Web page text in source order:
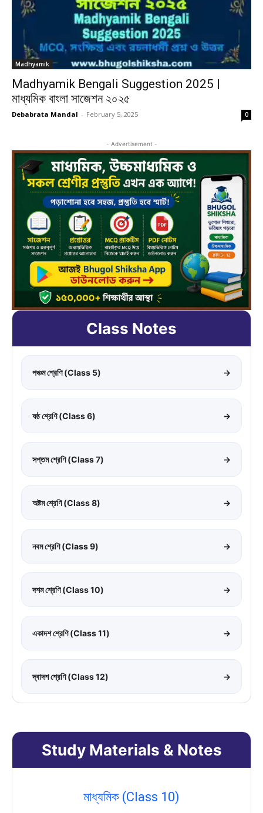
Madhyamik
Madhyamik Bengali Suggestion 2025 |
মাধ্যমিক বাংলা সাজেশন ২০২৫
Debabrata Mandal - February 5, 2025 0
- Advertisement -
Class Notes
পঞ্চম শ্রেণি (Class 5) →
ষষ্ঠ শ্রেণি (Class 6) →
সপ্তম শ্রেণি (Class 7) →
অষ্টম শ্রেণি (Class 8) →
নবম শ্রেণি (Class 9) →
দশম শ্রেণি (Class 10) →
একাদশ শ্রেণি (Class 11) →
দ্বাদশ শ্রেণি (Class 12) →
Study Materials & Notes
মাধ্যমিক (Class 10)